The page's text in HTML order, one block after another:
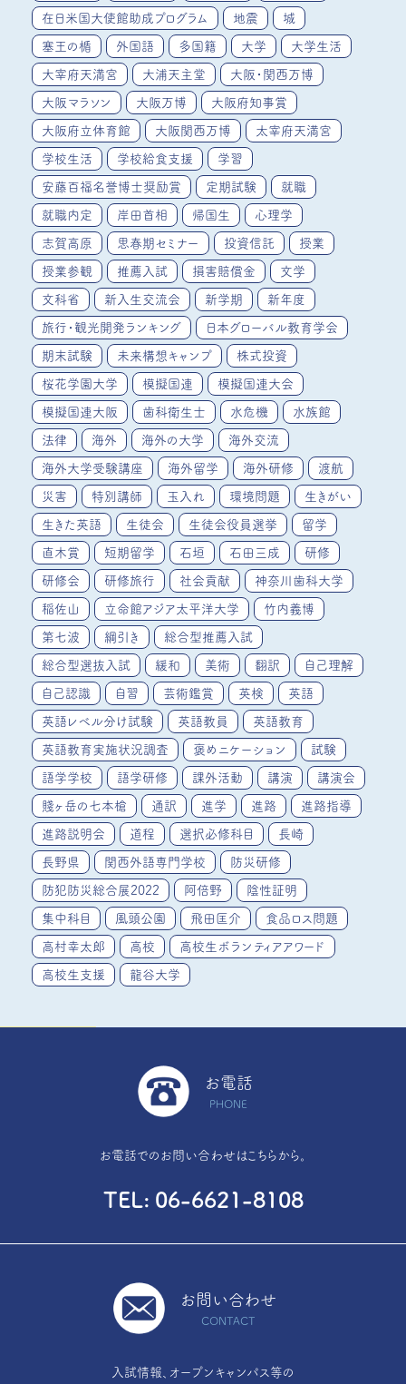
在日米国大使館助成プログラム 地震 城
塞王の楯 外国語 多国籍 大学 大学生活
大宰府天満宮 大浦天主堂 大阪・関西万博
大阪マラソン 大阪万博 大阪府知事賞
大阪府立体育館 大阪関西万博 太宰府天満宮
学校生活 学校給食支援 学習
安藤百福名誉博士奨励賞 定期試験 就職
就職内定 岸田首相 帰国生 心理学
志賀高原 思春期セミナー 投資信託 授業
授業参観 推薦入試 損害賠償金 文学
文科省 新入生交流会 新学期 新年度
旅行・観光開発ランキング 日本グローバル教育学会
期末試験 未来構想キャンプ 株式投資
桜花学園大学 模擬国連 模擬国連大会
模擬国連大阪 歯科衛生士 水危機 水族館
法律 海外 海外の大学 海外交流
海外大学受験講座 海外留学 海外研修 渡航
災害 特別講師 玉入れ 環境問題 生きがい
生きた英語 生徒会 生徒会役員選挙 留学
直木賞 短期留学 石垣 石田三成 研修
研修会 研修旅行 社会貢献 神奈川歯科大学
稲佐山 立命館アジア太平洋大学 竹内義博
第七波 綱引き 総合型推薦入試
総合型選抜入試 緩和 美術 翻訳 自己理解
自己認識 自習 芸術鑑賞 英検 英語
英語レベル分け試験 英語教員 英語教育
英語教育実施状況調査 褒めニケーション 試験
語学学校 語学研修 課外活動 講演 講演会
賤ヶ岳の七本槍 通訳 進学 進路 進路指導
進路説明会 道程 選択必修科目 長崎
長野県 関西外語専門学校 防災研修
防犯防災総合展2022 阿倍野 陰性証明
集中科目 風頭公園 飛田匡介 食品ロス問題
高村幸太郎 高校 高校生ボランティアアワード
高校生支援 龍谷大学
お電話
PHONE
お電話でのお問い合わせはこちらから。
TEL 06-6621-8108
お問い合わせ
CONTACT
入試情報、オープンキャンパス等の